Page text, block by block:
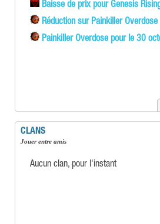
Baisse de prix pour Genesis
Réduction sur Painkiller Overdose
Painkiller Overdose pour le 30
CLANS
Jouer entre amis
Aucun clan, pour l'instant